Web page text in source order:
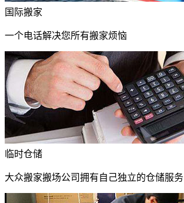
国际搬家
一个电话解决您所有搬家烦恼
临时仓储
大众搬家搬场公司拥有自己独立的仓储服务